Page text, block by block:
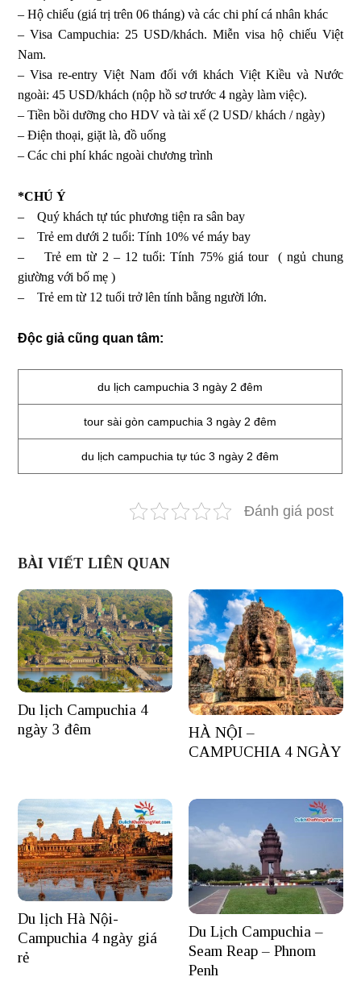
– Hộ chiếu (giá trị trên 06 tháng) và các chi phí cá nhân khác
– Visa Campuchia: 25 USD/khách. Miễn visa hộ chiếu Việt
Nam.
– Visa re-entry Việt Nam đối với khách Việt Kiều và Nước
ngoài: 45 USD/khách (nộp hồ sơ trước 4 ngày làm việc).
– Tiền bồi dưỡng cho HDV và tài xế (2 USD/ khách / ngày)
– Điện thoại, giặt là, đồ uống
– Các chi phí khác ngoài chương trình
*CHÚ Ý
– Quý khách tự túc phương tiện ra sân bay
– Trẻ em dưới 2 tuổi: Tính 10% vé máy bay
– Trẻ em từ 2 – 12 tuổi: Tính 75% giá tour ( ngủ chung
giường với bố mẹ )
– Trẻ em từ 12 tuổi trở lên tính bằng người lớn.
Độc giả cũng quan tâm:
du lịch campuchia 3 ngày 2 đêm
tour sài gòn campuchia 3 ngày 2 đêm
du lịch campuchia tự túc 3 ngày 2 đêm
Đánh giá post
BÀI VIẾT LIÊN QUAN
Du lịch Campuchia 4
ngày 3 đêm
HÀ NỘI –
CAMPUCHIA 4 NGÀY
Du lịch Hà Nội-
Campuchia 4 ngày giá
rẻ
Du Lịch Campuchia –
Seam Reap – Phnom
Penh